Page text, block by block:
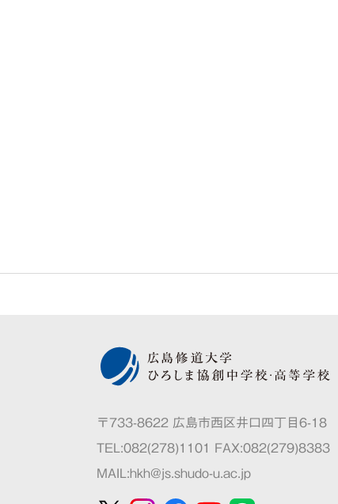
〒733-8622 広島市西区井口四丁目6-18
TEL:082(278)1101 FAX:082(279)8383
MAIL:hkh@js.shudo-u.ac.jp